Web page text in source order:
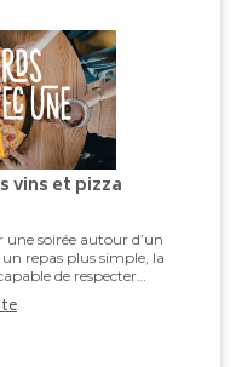
vins et pizza
soirée autour d’un
repas plus simple, la
de respecter